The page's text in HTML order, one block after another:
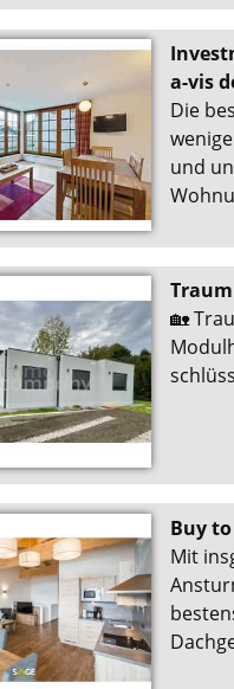
a-vis
Die
und
🏡
Buy
Mit